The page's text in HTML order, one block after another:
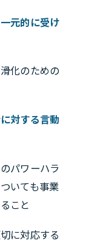
一元的に受け
化のための
対する言動
パワーハラ
いても事業
こと
に対応する